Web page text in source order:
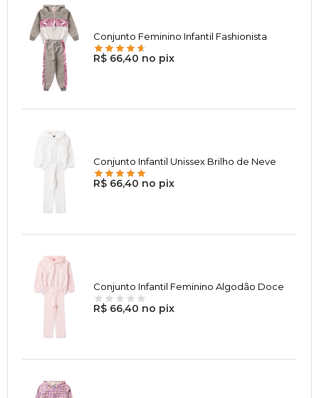
Conjunto Feminino Infantil Fashionista
R$ 66,40 no pix
Conjunto Infantil Unissex Brilho de Neve
R$ 66,40 no pix
Conjunto Infantil Feminino Algodão Doce
R$ 66,40 no pix